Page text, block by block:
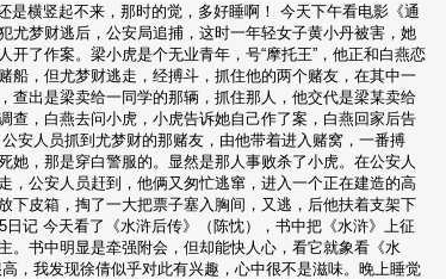
横竖起不来，那时的觉，多好睡啊！ 今天下午看电影《通
尤梦财逃后，公安局追捕，这时一年轻女子黄小丹被害，她
了作案。梁小虎是个无业青年，号“摩托王”，他正和白燕恋
船，但尤梦财逃走，经搏斗，抓住他的两个赌友，在其中一
查出是梁卖给一同学的那辆，抓住那人，他交代是梁某卖给
查，白燕去问小虎，小虎告诉她自己作了案，白燕回家后告
安人员抓到尤梦财的那赌友，由他带着进入赌窝，一番搏
，那是穿白警服的。显然是那人事败杀了小虎。在公安人
，公安人员赶到，他俩又匆忙逃窜，进入一个正在建造的高
下皮箱，掏了一大把票子塞入胸间，又逃，后他扶着支架下
记 今天看了《水浒后传》（陈忱），书中把《水浒》上征
。书中明显是牵强附会，但却能快人心，看它就象看《水
，我发现徐倩似乎对此有兴趣，心中很不是滋味。晚上睡觉